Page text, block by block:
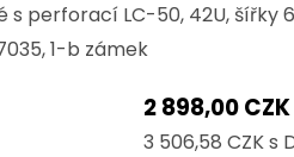
s perforací LC-50, 42U, šířky
1-b zámek
2 898,00
3 506,58 CZK s